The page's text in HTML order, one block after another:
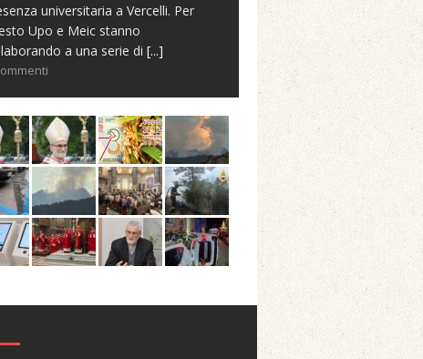
universitaria a Vercelli. Per
Upo e Meic stanno
a una serie di [...]